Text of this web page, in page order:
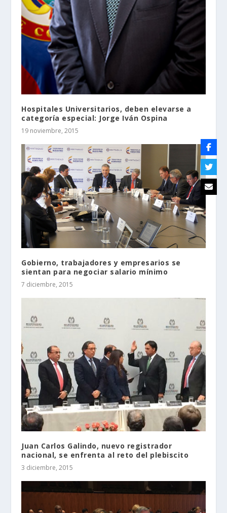
Hospitales Universitarios, deben elevarse a
categoría especial: Jorge Iván Ospina
19 noviembre, 2015
Gobierno, trabajadores y empresarios se
sientan para negociar salario mínimo
7 diciembre, 2015
Juan Carlos Galindo, nuevo registrador
nacional, se enfrenta al reto del plebiscito
3 diciembre, 2015